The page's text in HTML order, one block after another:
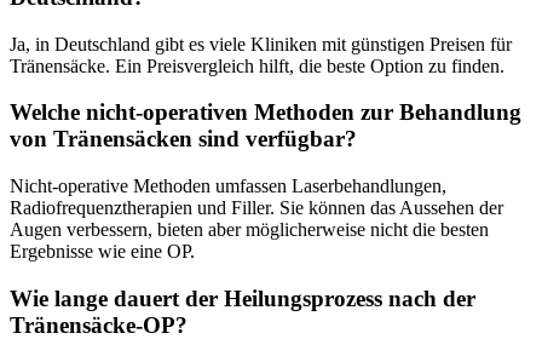
Ja, in Deutschland gibt es viele Kliniken mit günstigen Preisen für
Tränensäcke. Ein Preisvergleich hilft, die beste Option zu finden.
Welche nicht-operativen Methoden zur Behandlung
von Tränensäcken sind verfügbar?
Nicht-operative Methoden umfassen Laserbehandlungen,
Radiofrequenztherapien und Filler. Sie können das Aussehen der
Augen verbessern, bieten aber möglicherweise nicht die besten
Ergebnisse wie eine OP.
Wie lange dauert der Heilungsprozess nach der
Tränensäcke-OP?